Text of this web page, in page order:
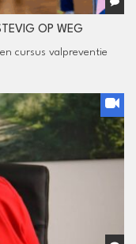
OP WEG
cursus valpreventie